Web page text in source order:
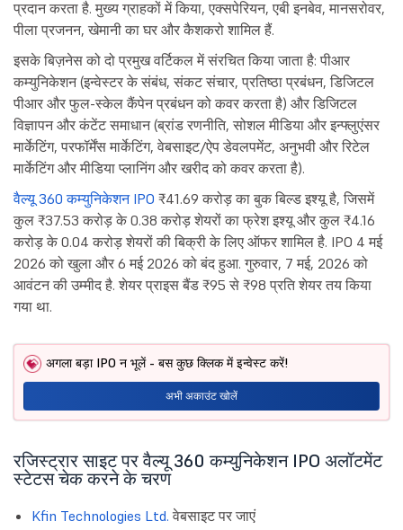
प्रदान करता है. मुख्य ग्राहकों में किया, एक्सपेरियन, एबी इनबेव, मानसरोवर,
पीला प्रजनन, खेमानी का घर और कैशकरो शामिल हैं.
इसके बिज़नेस को दो प्रमुख वर्टिकल में संरचित किया जाता है: पीआर
कम्युनिकेशन (इन्वेस्टर के संबंध, संकट संचार, प्रतिष्ठा प्रबंधन, डिजिटल
पीआर और फुल-स्केल कैंपेन प्रबंधन को कवर करता है) और डिजिटल
विज्ञापन और कंटेंट समाधान (ब्रांड रणनीति, सोशल मीडिया और इन्फ्लुएंसर
मार्केटिंग, परफॉर्मेंस मार्केटिंग, वेबसाइट/ऐप डेवलपमेंट, अनुभवी और रिटेल
मार्केटिंग और मीडिया प्लानिंग और खरीद को कवर करता है).
वैल्यू 360 कम्युनिकेशन IPO ₹41.69 करोड़ का बुक बिल्ड इश्यू है, जिसमें
कुल ₹37.53 करोड़ के 0.38 करोड़ शेयरों का फ्रेश इश्यू और कुल ₹4.16
करोड़ के 0.04 करोड़ शेयरों की बिक्री के लिए ऑफर शामिल है. IPO 4 मई
2026 को खुला और 6 मई 2026 को बंद हुआ. गुरुवार, 7 मई, 2026 को
आवंटन की उम्मीद है. शेयर प्राइस बैंड ₹95 से ₹98 प्रति शेयर तय किया
गया था.
अगला बड़ा IPO न भूलें - बस कुछ क्लिक में इन्वेस्ट करें!
अभी अकाउंट खोलें
रजिस्ट्रार साइट पर वैल्यू 360 कम्युनिकेशन IPO अलॉटमेंट
स्टेटस चेक करने के चरण
Kfin Technologies Ltd. वेबसाइट पर जाएं